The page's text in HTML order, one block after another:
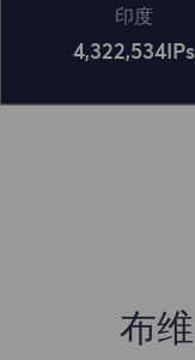
印度
4,322,534 IPs
布